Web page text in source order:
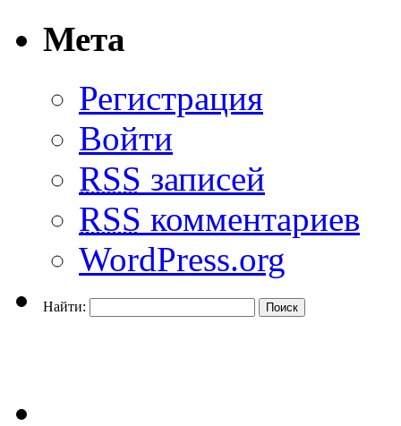
Мета
Регистрация
Войти
RSS записей
RSS комментариев
WordPress.org
Найти: